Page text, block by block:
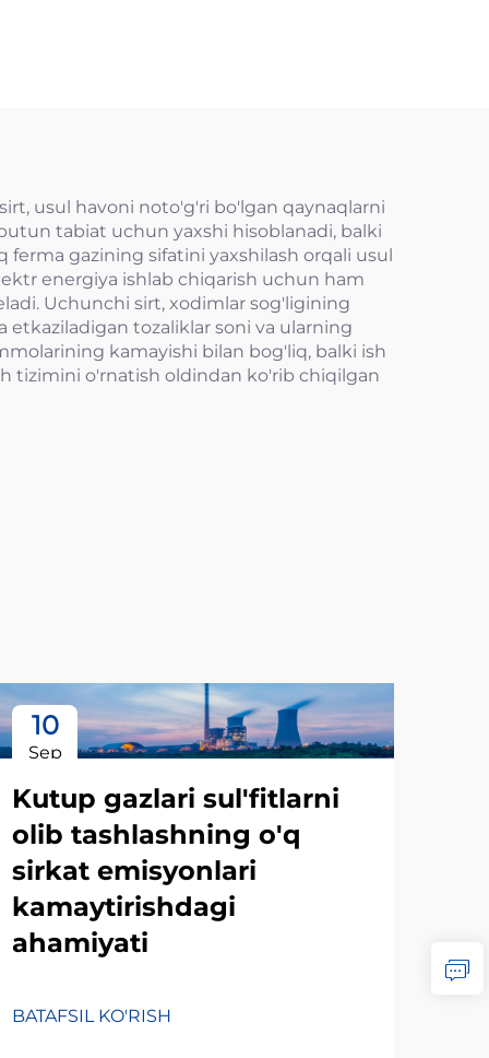
usul havoni noto'g'ri bo'lgan qaynaqlarni
tabiat uchun yaxshi hisoblanadi, balki
gazining sifatini yaxshilash orqali usul
energiya ishlab chiqarish uchun ham
Uchunchi sirt, xodimlar sog'ligining
etkaziladigan tozaliklar soni va ularning
kamayishi bilan bog'liq, balki ish
tizimini o'rnatish oldindan ko'rib chiqilgan
10
Sep
Kutup gazlari sul'fitlarni
olib tashlashning o'q
sirkat emisyonlari
kamaytirishdagi
ahamiyati
BATAFSIL KO'RISH